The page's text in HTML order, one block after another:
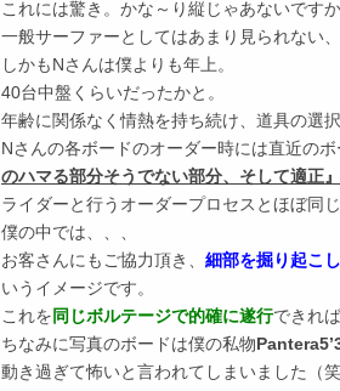
これには驚き。かな～り縦じゃあないです
一般サーファーとしてはあまり見られない
しかもNさんは僕よりも年上。
40台中盤くらいだったかと。
年齢に関係なく情熱を持ち続け、道具の選
Nさんの各ボードのオーダー時には直近の
のハマる部分そうでない部分、そして適正』
ライダーと行うオーダープロセスとほぼ同じ
僕の中では、、、
お客さんにもご協力頂き、 細部を掘り起こ
いうイメージです。
これを同じボルテージで的確に遂行できれ
ちなみに写真のボードは僕の私物
動き過ぎて怖いと言われてしまいました（笑